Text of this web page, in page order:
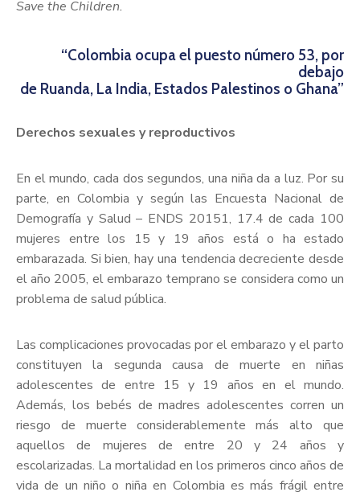
Save the Children.
“Colombia ocupa el puesto número 53, por
debajo
de Ruanda, La India, Estados Palestinos o Ghana”
Derechos sexuales y reproductivos
En el mundo, cada dos segundos, una niña da a luz. Por su
parte, en Colombia y según las Encuesta Nacional de
Demografía y Salud – ENDS 20151, 17.4 de cada 100
mujeres entre los 15 y 19 años está o ha estado
embarazada. Si bien, hay una tendencia decreciente desde
el año 2005, el embarazo temprano se considera como un
problema de salud pública.
Las complicaciones provocadas por el embarazo y el parto
constituyen la segunda causa de muerte en niñas
adolescentes de entre 15 y 19 años en el mundo.
Además, los bebés de madres adolescentes corren un
riesgo de muerte considerablemente más alto que
aquellos de mujeres de entre 20 y 24 años y
escolarizadas. La mortalidad en los primeros cinco años de
vida de un niño o niña en Colombia es más frágil entre